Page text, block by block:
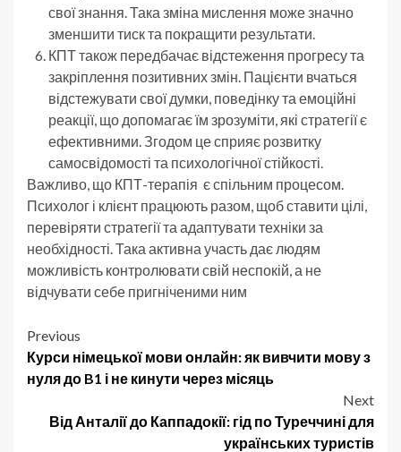
свої знання. Така зміна мислення може значно
зменшити тиск та покращити результати.
КПТ також передбачає відстеження прогресу та
закріплення позитивних змін. Пацієнти вчаться
відстежувати свої думки, поведінку та емоційні
реакції, що допомагає їм зрозуміти, які стратегії є
ефективними. Згодом це сприяє розвитку
самосвідомості та психологічної стійкості.
Важливо, що КПТ-терапія є спільним процесом.
Психолог і клієнт працюють разом, щоб ставити цілі,
перевіряти стратегії та адаптувати техніки за
необхідності. Така активна участь дає людям
можливість контролювати свій неспокій, а не
відчувати себе пригніченими ним
Post
navigation
Previous
Курси німецької мови онлайн: як вивчити мову з
нуля до B1 і не кинути через місяць
Next
Від Анталії до Каппадокії: гід по Туреччині для
українських туристів